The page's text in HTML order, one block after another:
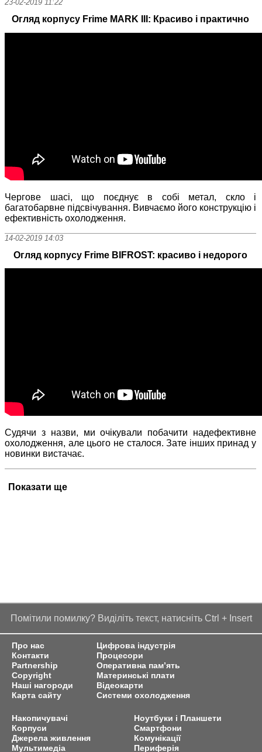
23-02-2019 11:22
Огляд корпусу Frime MARK III: Красиво і практично
Чергове шасі, що поєднує в собі метал, скло і
багатобарвне підсвічування. Вивчаємо його конструкцію і
ефективність охолодження.
14-02-2019 14:03
Огляд корпусу Frime BIFROST: красиво і недорого
Судячи з назви, ми очікували побачити надефективне
охолодження, але цього не сталося. Зате інших принад у
новинки вистачає.
Показати ще
Помітили помилку? Виділіть текст, натисніть Ctrl + Insert
Про нас
Контакти
Partnership
Copyright
Наші нагороди
Карта сайту
Цифрова індустрія
Процесори
Оперативна пам’ять
Материнські плати
Відеокарти
Системи охолодження
Накопичувачі
Корпуси
Джерела живлення
Мультимедіа
Ноутбуки і Планшети
Смартфони
Комунікації
Периферія